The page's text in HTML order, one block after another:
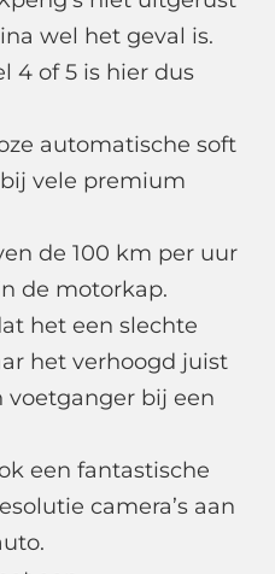
wel het geval is.
4 of 5 is hier dus
automatische soft
vele premium
de 100 km per uur
de motorkap.
het een slechte
het verhoogd juist
voetganger bij een
een fantastische
camera’s aan